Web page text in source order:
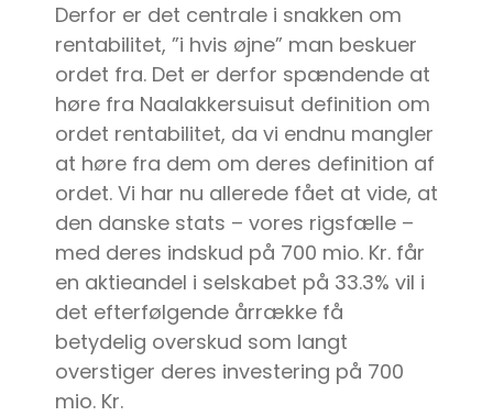
Derfor er det centrale i snakken om
rentabilitet, ”i hvis øjne” man beskuer
ordet fra. Det er derfor spændende at
høre fra Naalakkersuisut definition om
ordet rentabilitet, da vi endnu mangler
at høre fra dem om deres definition af
ordet. Vi har nu allerede fået at vide, at
den danske stats – vores rigsfælle –
med deres indskud på 700 mio. Kr. får
en aktieandel i selskabet på 33.3% vil i
det efterfølgende årrække få
betydelig overskud som langt
overstiger deres investering på 700
mio. Kr.